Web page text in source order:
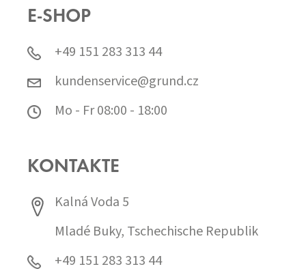
E-SHOP
+49 151 283 313 44
kundenservice@grund.cz
Mo - Fr 08:00 - 18:00
KONTAKTE
Kalná Voda 5
Mladé Buky, Tschechische Republik
+49 151 283 313 44